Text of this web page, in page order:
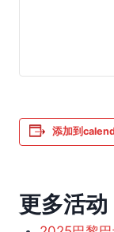
添加到
更多活动